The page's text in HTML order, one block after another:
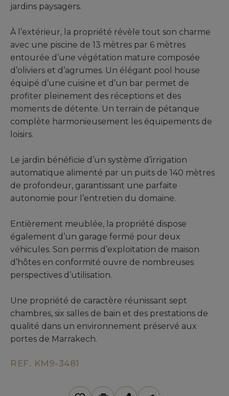
jardins paysagers.
À l’extérieur, la propriété révèle tout son charme
avec une piscine de 13 mètres par 6 mètres
entourée d’une végétation mature composée
d’oliviers et d’agrumes. Un élégant pool house
équipé d’une cuisine et d’un bar permet de
profiter pleinement des réceptions et des
moments de détente. Un terrain de pétanque
complète harmonieusement les équipements de
loisirs.
Le jardin bénéficie d’un système d’irrigation
automatique alimenté par un puits de 140 mètres
de profondeur, garantissant une parfaite
autonomie pour l’entretien du domaine.
Entièrement meublée, la propriété dispose
également d’un garage fermé pour deux
véhicules. Son permis d’exploitation de maison
d’hôtes en conformité ouvre de nombreuses
perspectives d’utilisation.
Une propriété de caractère réunissant sept
chambres, six salles de bain et des prestations de
qualité dans un environnement préservé aux
portes de Marrakech.
REF. KM9-3481